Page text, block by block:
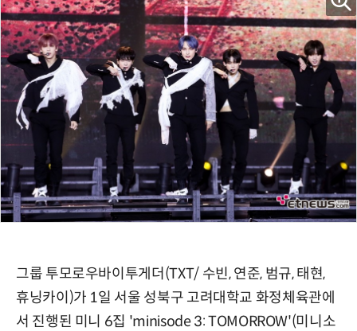
그룹 투모로우바이투게더(TXT/ 수빈, 연준, 범규, 태현,
휴닝카이)가 1일 서울 성북구 고려대학교 화정체육관에
서 진행된 미니 6집 'minisode 3: TOMORROW'(미니소